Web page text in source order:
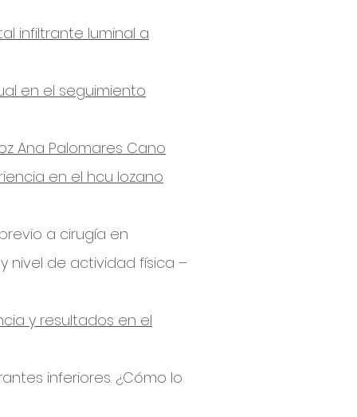
infiltrante luminal a
en el seguimiento
Ana Palomares Cano
en el hcu lozano
a cirugía en
nivel de actividad física –
y resultados en el
inferiores. ¿Cómo lo